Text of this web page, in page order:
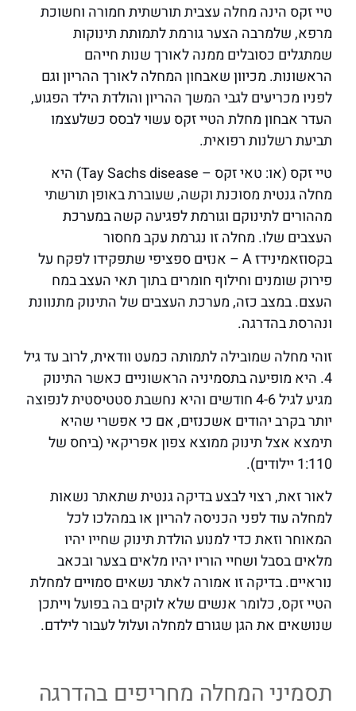
טיי זקס הינה מחלה עצבית תורשתית חמורה וחשוכת
מרפא, שלמרבה הצער גורמת לתמותת תינוקות
שמתגלים כסובלים ממנה לאורך שנות חייהם
הראשונות. מכיוון שאבחון המחלה לאורך ההריון וגם
לפניו מכריעים לגבי המשך ההריון והולדת הילד הפגוע,
העדר אבחון מחלת הטיי זקס עשוי לבסס כשלעצמו
תביעת רשלנות רפואית.
טיי זקס (או: טאי זקס – Tay Sachs disease) היא
מחלה גנטית מסוכנת וקשה, שעוברת באופן תורשתי
מההורים לתינוקם וגורמת לפגיעה קשה במערכת
העצבים שלו. מחלה זו נגרמת עקב מחסור
בקסוזאמינידז A – אנזים ספציפי שתפקידו לפקח על
פירוק שומנים וחילוף חומרים בתוך תאי העצב במח
העצם. במצב כזה, מערכת העצבים של התינוק מתנוונת
ונהרסת בהדרגה.
זוהי מחלה שמובילה לתמותה כמעט וודאית, לרוב עד גיל
4. היא מופיעה בתסמיניה הראשוניים כאשר התינוק
מגיע לגיל 4-6 חודשים והיא נחשבת סטטיסטית לנפוצה
יותר בקרב יהודים אשכנזים, אם כי אפשרי שהיא
תימצא אצל תינוק ממוצא צפון אפריקאי (ביחס של
1:110 יילודים).
לאור זאת, רצוי לבצע בדיקה גנטית שתאתר נשאות
למחלה עוד לפני הכניסה להריון או במהלכו לכל
המאוחר וזאת כדי למנוע הולדת תינוק שחייו יהיו
מלאים בסבל ושחיי הוריו יהיו מלאים בצער ובכאב
נוראיים. בדיקה זו אמורה לאתר נשאים סמויים למחלת
הטיי זקס, כלומר אנשים שלא לוקים בה בפועל וייתכן
שנושאים את הגן שגורם למחלה ועלול לעבור לילדם.
תסמיני המחלה מחריפים בהדרגה